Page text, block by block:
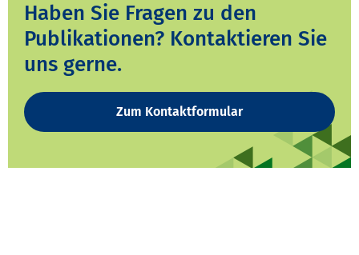
Haben Sie Fragen zu den
Publikationen? Kontaktieren Sie
uns gerne.
Zum Kontaktformular